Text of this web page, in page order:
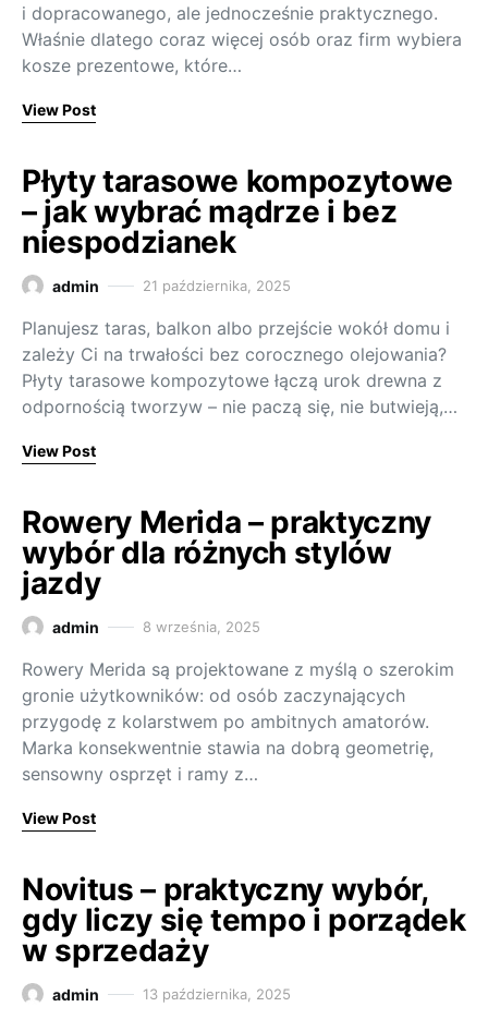
i dopracowanego, ale jednocześnie praktycznego.
Właśnie dlatego coraz więcej osób oraz firm wybiera
kosze prezentowe, które…
View Post
Płyty tarasowe kompozytowe
– jak wybrać mądrze i bez
niespodzianek
admin 21 października, 2025
Planujesz taras, balkon albo przejście wokół domu i
zależy Ci na trwałości bez corocznego olejowania?
Płyty tarasowe kompozytowe łączą urok drewna z
odpornością tworzyw – nie paczą się, nie butwieją,…
View Post
Rowery Merida – praktyczny
wybór dla różnych stylów
jazdy
admin 8 września, 2025
Rowery Merida są projektowane z myślą o szerokim
gronie użytkowników: od osób zaczynających
przygodę z kolarstwem po ambitnych amatorów.
Marka konsekwentnie stawia na dobrą geometrię,
sensowny osprzęt i ramy z…
View Post
Novitus – praktyczny wybór,
gdy liczy się tempo i porządek
w sprzedaży
admin 13 października, 2025